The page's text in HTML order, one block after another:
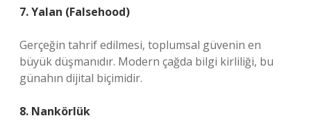
7. Yalan (Falsehood)
Gerçeğin tahrif edilmesi, toplumsal güvenin en
büyük düşmanıdır. Modern çağda bilgi kirliliği, bu
günahın dijital biçimidir.
8. Nankörlük